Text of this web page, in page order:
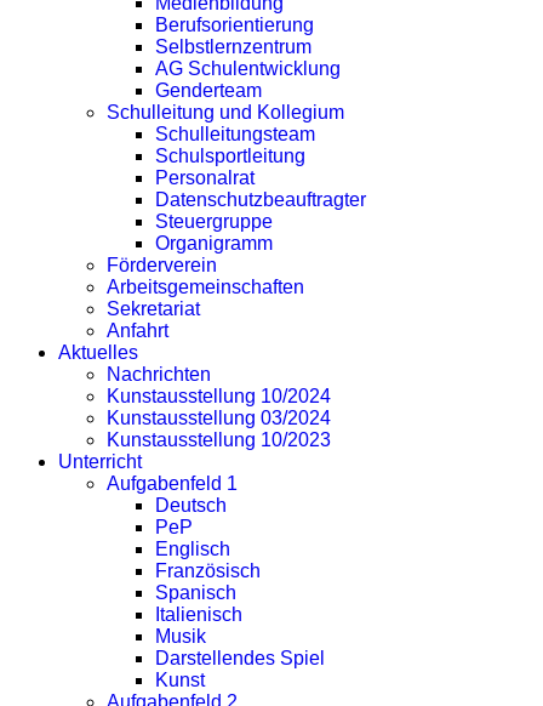
Berufsorientierung
Selbstlernzentrum
AG Schulentwicklung
Genderteam
Schulleitung und Kollegium
Schulleitungsteam
Schulsportleitung
Personalrat
Datenschutzbeauftragter
Steuergruppe
Organigramm
Förderverein
Arbeitsgemeinschaften
Sekretariat
Anfahrt
Aktuelles
Nachrichten
Kunstausstellung 10/2024
Kunstausstellung 03/2024
Kunstausstellung 10/2023
Unterricht
Aufgabenfeld 1
Deutsch
PeP
Englisch
Französisch
Spanisch
Italienisch
Musik
Darstellendes Spiel
Kunst
Aufgabenfeld 2